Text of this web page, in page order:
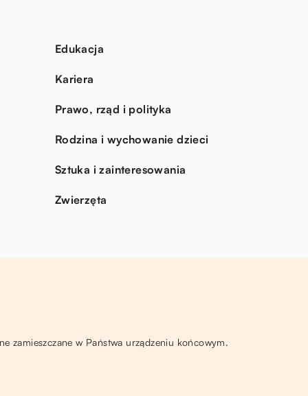
Edukacja
Kariera
Prawo, rząd i polityka
Rodzina i wychowanie dzieci
Sztuka i zainteresowania
Zwierzęta
zamieszczane w Państwa urządzeniu końcowym.